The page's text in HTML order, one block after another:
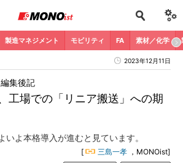
製造マネジメント モビリティ FA 素材／化学
2023年12月11日
工場での「リニア搬送」への期
集後記
いよ本格導入が進むと見ています。
[ 三島一孝 ，MONOist]